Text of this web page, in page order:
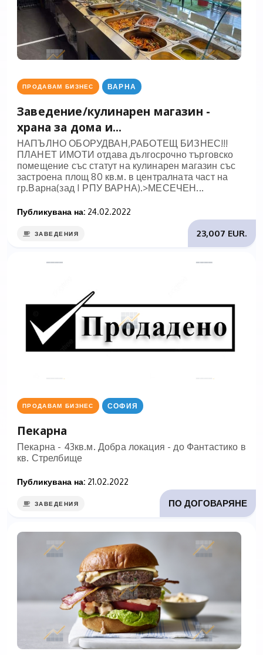
ПРОДАВАМ БИЗНЕС ВАРНА
Заведение/кулинарен магазин -
храна за дома и...
НАПЪЛНО ОБОРУДВАН,РАБОТЕЩ БИЗНЕС!!!
ПЛАНЕТ ИМОТИ отдава дългосрочно търговско
помещение със статут на кулинарен магазин със
застроена площ 80 кв.м. в централната част на
гр.Варна(зад I РПУ ВАРНА).>МЕСЕЧЕН...
Публикувана на: 24.02.2022
23,007 EUR.
ЗАВЕДЕНИЯ
ПРОДАВАМ БИЗНЕС СОФИЯ
Пекарна
Пекарна - 43кв.м. Добра локация - до Фантастико в
кв. Стрелбище
Публикувана на: 21.02.2022
ПО ДОГОВАРЯНЕ
ЗАВЕДЕНИЯ